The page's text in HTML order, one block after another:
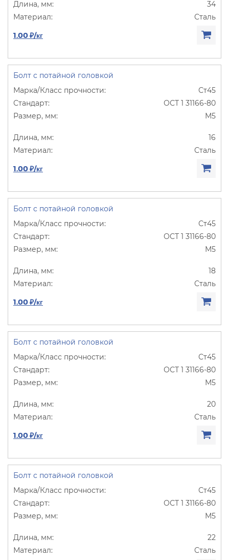
34
Сталь
1.00 ₽/кг
Болт с потайной головкой
Ст45
ОСТ 1 31166-80
М5
16
Сталь
1.00 ₽/кг
Болт с потайной головкой
Ст45
ОСТ 1 31166-80
М5
18
Сталь
1.00 ₽/кг
Болт с потайной головкой
Ст45
ОСТ 1 31166-80
М5
20
Сталь
1.00 ₽/кг
Болт с потайной головкой
Ст45
ОСТ 1 31166-80
М5
22
Сталь